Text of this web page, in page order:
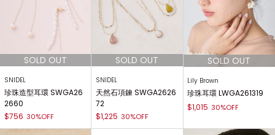
SNIDEL
珍珠造型耳環 SWGA26
2660
$756 30%OFF
SNIDEL
天然石項鍊 SWGA2626
72
$1,225 30%OFF
Lily Brown
珍珠耳環 LWGA261319
$1,015 30%OFF